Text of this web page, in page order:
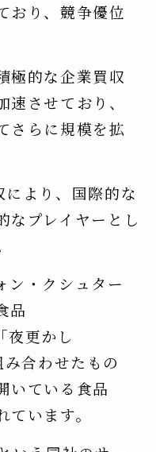
おり、競争優位
極的な企業買収
させており、
さらに規模を拡
より、国際的な
なプレイヤーとし
ン・クシュター
品
更かし
合わせたもの
いている食品
います。